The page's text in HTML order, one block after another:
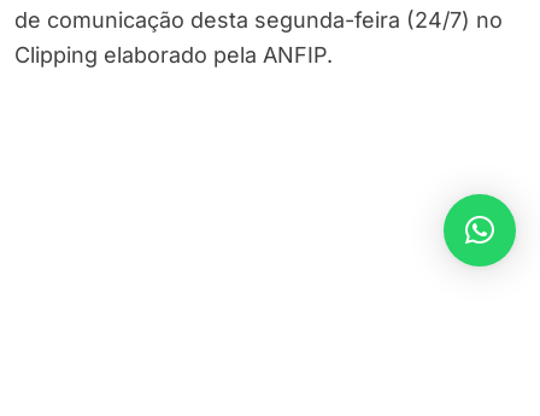
de comunicação desta segunda-feira (24/7) no
Clipping elaborado pela ANFIP.